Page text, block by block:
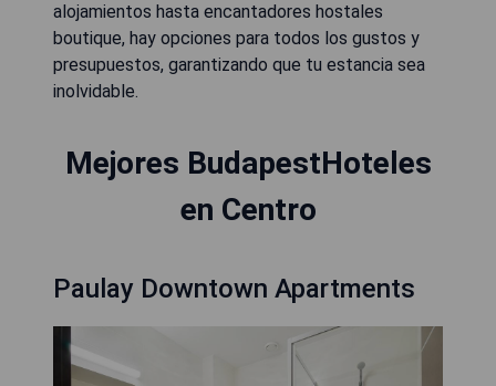
alojamientos hasta encantadores hostales
boutique, hay opciones para todos los gustos y
presupuestos, garantizando que tu estancia sea
inolvidable.
Mejores BudapestHoteles
en Centro
Paulay Downtown Apartments